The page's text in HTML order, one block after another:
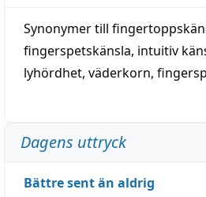
Synonymer till
fingerspetskänsla, intuitiv
lyhördhet, väderkorn,
Dagens uttryck
Bättre sent än aldrig